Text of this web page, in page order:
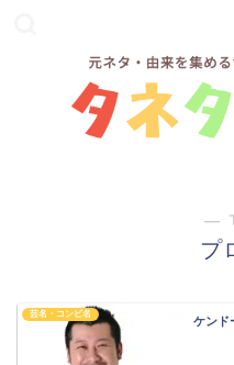
―
プ
芸名・コンビ名
ケンド